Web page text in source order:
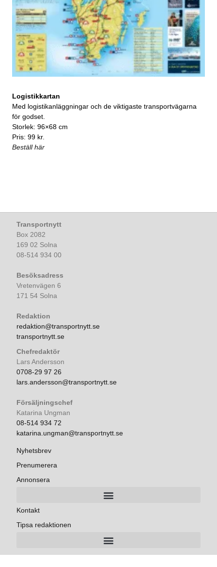
Logistikkartan
Med logistikanläggningar och de viktigaste transportvägarna
för godset.
Storlek: 96×68 cm
Pris: 99 kr.
Beställ här
Transportnytt
Box 2082
169 02 Solna
08-514 934 00
Besöksadress
Vretenvägen 6
171 54 Solna
Redaktion
redaktion@transportnytt.se
transportnytt.se
Chefredaktör
Lars Andersson
0708-29 97 26
lars.andersson@transportnytt.se
Försäljningschef
Katarina Ungman
08-514 934 72
katarina.ungman@transportnytt.se
Nyhetsbrev
Prenumerera
Annonsera
Kontakt
Tipsa redaktionen